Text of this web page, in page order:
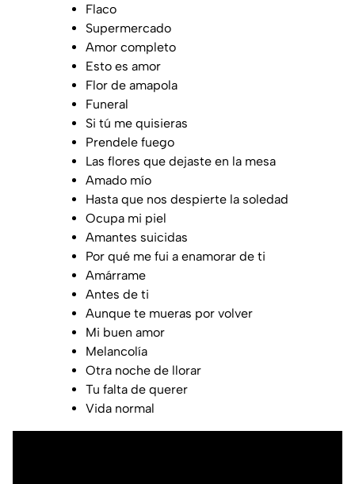
Flaco
Supermercado
Amor completo
Esto es amor
Flor de amapola
Funeral
Si tú me quisieras
Prendele fuego
Las flores que dejaste en la mesa
Amado mío
Hasta que nos despierte la soledad
Ocupa mi piel
Amantes suicidas
Por qué me fui a enamorar de ti
Amárrame
Antes de ti
Aunque te mueras por volver
Mi buen amor
Melancolía
Otra noche de llorar
Tu falta de querer
Vida normal